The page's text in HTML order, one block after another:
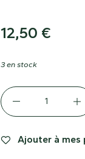
12,50 €
3 en stock
Ajouter à mes